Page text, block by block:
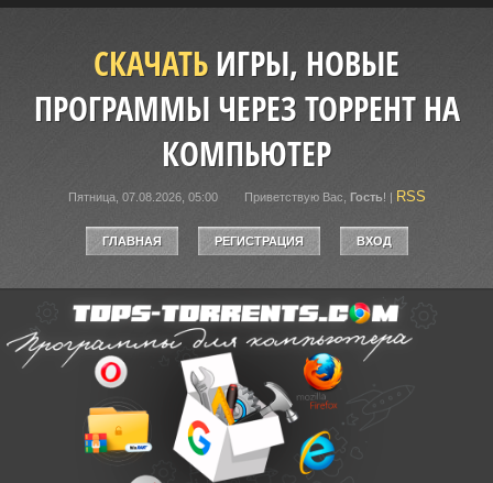
СКАЧАТЬИГРЫ, НОВЫЕ
ПРОГРАММЫ ЧЕРЕЗ ТОРРЕНТ НА
КОМПЬЮТЕР
Пятница, 07.08.2026, 05:00 Приветствую Вас Гость! | RSS
ГЛАВНАЯ РЕГИСТРАЦИЯ ВХОД